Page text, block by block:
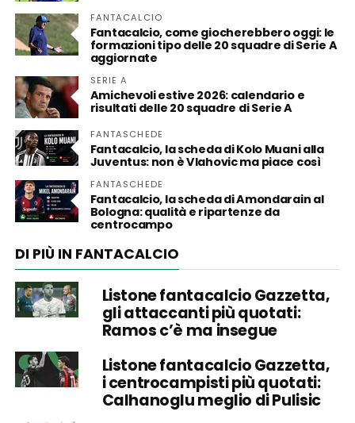
FANTACALCIO
Fantacalcio, come giocherebbero oggi: le
formazioni tipo delle 20 squadre di Serie A
aggiornate
SERIE A
Amichevoli estive 2026: calendario e
risultati delle 20 squadre di Serie A
FANTASCHEDE
Fantacalcio, la scheda di Kolo Muani alla
Juventus: non è Vlahovic ma piace così
FANTASCHEDE
Fantacalcio, la scheda di Amondarain al
Bologna: qualità e ripartenze da
centrocampo
DI PIÙ IN FANTACALCIO
Listone fantacalcio Gazzetta,
gli attaccanti più quotati:
Ramos c’è ma insegue
Listone fantacalcio Gazzetta,
i centrocampisti più quotati:
Calhanoglu meglio di Pulisic